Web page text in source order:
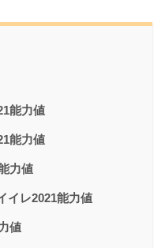
能力値
能力値
力値
イレ2021能力値
値